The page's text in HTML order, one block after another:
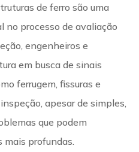
de ferro são uma
processo de avaliação
engenheiros e
em busca de sinais
ferrugem, fissuras e
apesar de simples,
que podem
profundas.